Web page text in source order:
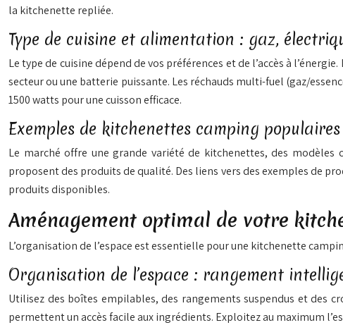
la kitchenette repliée.
Type de cuisine et alimentation : gaz,
Le type de cuisine dépend de vos préférences et de l’accès à
secteur ou une batterie puissante. Les réchauds multi-fuel (gaz/
1500 watts pour une cuisson efficace.
Exemples de kitchenettes camping populaires
Le marché offre une grande variété de kitchenettes, des modèles
proposent des produits de qualité. Des liens vers des exemples de
produits disponibles.
Aménagement optimal de votre
L’organisation de l’espace est essentielle pour une kitchenette
Organisation de l’espace : rangement
Utilisez des boîtes empilables, des rangements suspendus et des
permettent un accès facile aux ingrédients. Exploitez au maximum